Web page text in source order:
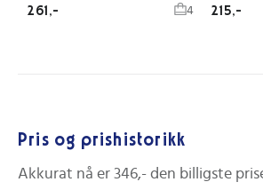
261,- 4 215,-
Pris og prishistorikk
Akkurat nå er 346,- den billigste